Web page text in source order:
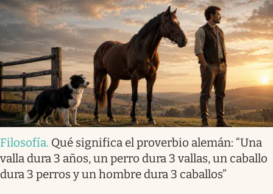
Filosofía. Qué significa el proverbio alemán: “Una
valla dura 3 años, un perro dura 3 vallas, un caballo
dura 3 perros y un hombre dura 3 caballos”